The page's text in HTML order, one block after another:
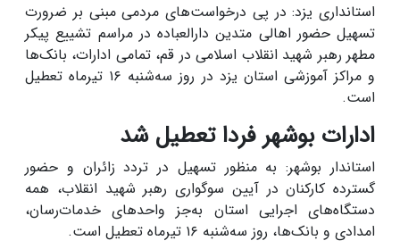
استانداری یزد: در پی درخواست‌های مردمی مبنی بر ضرورت
تسهیل حضور اهالی متدین دارالعباده در مراسم تشییع پیکر
مطهر رهبر شهید انقلاب اسلامی در قم، تمامی ادارات، بانک‌ها
و مراکز آموزشی استان یزد در روز سه‌شنبه ۱۶ تیرماه تعطیل
است.
ادارات بوشهر فردا تعطیل شد
استاندار بوشهر: به منظور تسهیل در تردد زائران و حضور
گسترده کارکنان در آیین سوگواری رهبر شهید انقلاب، همه
دستگاه‌های اجرایی استان به‌جز واحدهای خدمات‌رسان،
امدادی و بانک‌ها، روز سه‌شنبه ۱۶ تیرماه تعطیل است.